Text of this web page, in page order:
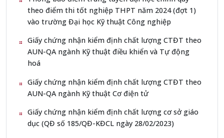
theo điểm thi tốt nghiệp THPT năm 2024 (đợt 1)
vào trường Đại học Kỹ thuật Công nghiệp
Giấy chứng nhận kiểm định chất lượng CTĐT theo
AUN-QA ngành Kỹ thuật điều khiển và Tự động
hoá
Giấy chứng nhận kiểm định chất lượng CTĐT theo
AUN-QA ngành Kỹ thuật Cơ điện tử
Giấy chứng nhận kiểm định chất lượng cơ sở giáo
dục (QĐ số 185/QĐ-KĐCL ngày 28/02/2023)